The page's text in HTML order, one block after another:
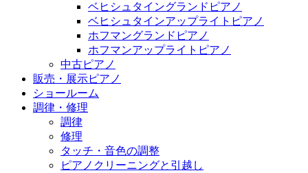
ベヒシュタイングランドピアノ
ベヒシュタインアップライトピアノ
ホフマングランドピアノ
ホフマンアップライトピアノ
中古ピアノ
販売・展示ピアノ
ショールーム
調律・修理
調律
修理
タッチ・音色の調整
ピアノクリーニングと引越し